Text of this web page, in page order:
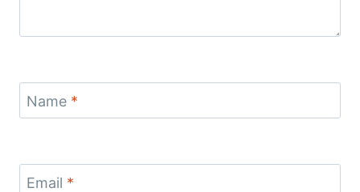
Name *
Email *